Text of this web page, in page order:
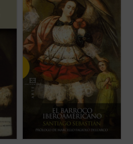
desconocido: el mundo del pensamiento y
los sentimientos, explicados plásticamente
mediante signos que se organizan a través
de la emblemática, el jeroglífico y la
alegoría. [...] Nadie que quiera ...
(ver ficha)